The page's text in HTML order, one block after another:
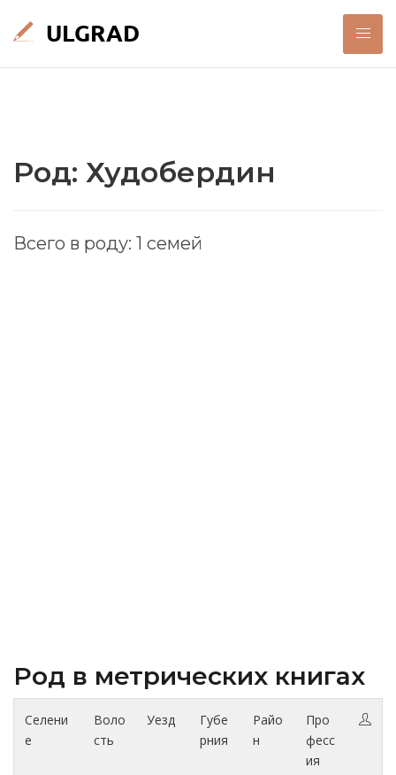
Род: Худобердин
Всего в роду: 1 семей
Род в метрических книгах
Селени
е
Воло
сть
Уезд
Губе
рния
Райо
н
Про
фесс
ия